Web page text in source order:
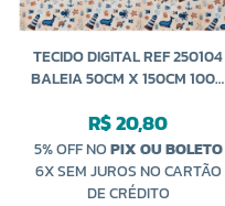
TECIDO DIGITAL REF 250104
BALEIA 50CM X 150CM 100%
R$ 20,80
5% OFF NOPIX OU BOLETO
6X SEM JUROS NO CARTÃO
DE CRÉDITO